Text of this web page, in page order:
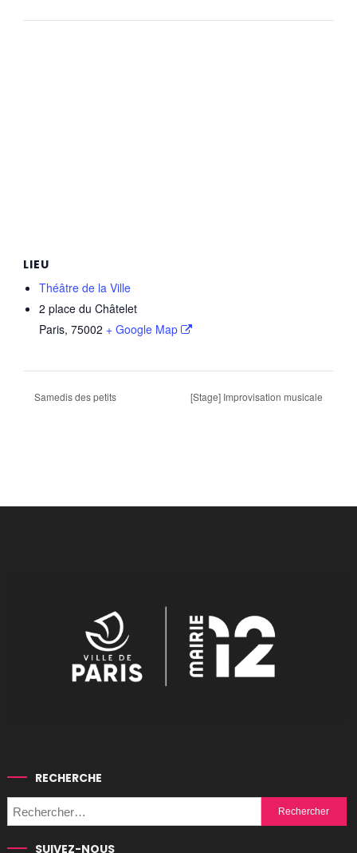
LIEU
Théâtre de la Ville
2 place du Châtelet
Paris, 75002 + Google Map
Samedis des petits [Stage] Improvisation musicale
RECHERCHE
Rechercher :
SUIVEZ-NOUS